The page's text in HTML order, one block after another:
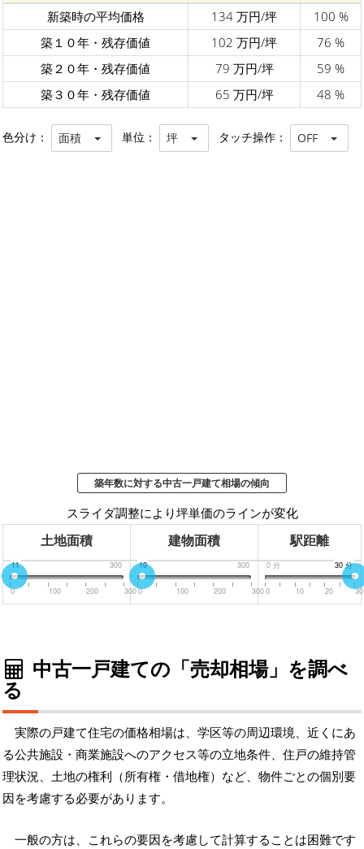
新築時の平均価格 134 万円/坪
100 %
築１０年・残存価値
102 万円/坪
76 %
築２０年・残存価値
79 万円/坪
59 %
築３０年・残存価値
65 万円/坪 48 %
色分け： 面積 単位： 坪 タッチ操作： OFF
築年数に対する中古一戸建て相場の傾向
スライダ調整により坪単価のラインが変化
土地面積 建物面積 駅距離
0 300
11
0 100 200 300
0 300
10
0 100 200 300
0 分 30 分
30 分
0 10 20 30
中古一戸建ての「売却相場」を調べ
る
実際の戸建て住宅の価格相場は、学区等の周辺環境、近くにあ
る公共施設・商業施設へのアクセス等の立地条件、住戸の維持管
理状況、土地の権利（所有権・借地権）など、物件ごとの個別要
因を考慮する必要があります。
一般の方は、これらの要因を考慮して計算することは困難です